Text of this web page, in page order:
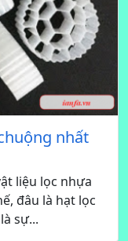
nhất
liệu lọc nhựa
đâu là hạt lọc
sự...